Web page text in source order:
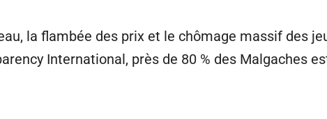
la flambée des prix et le chômage massif des
International, près de 80 % des Malgaches